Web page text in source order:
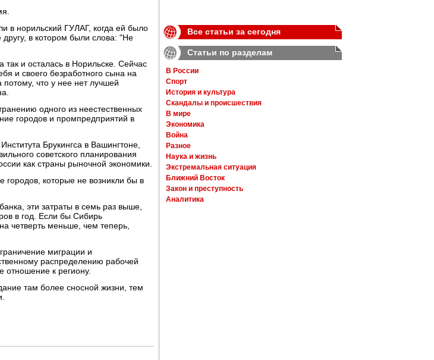
в норильский ГУЛАГ, когда ей было
в котором были слова: "Не
так и осталась в Норильске. Сейчас
и своего безработного сына на
потому, что у нее нет лучшей
одного из неестественных
городов и промпредприятий в
Брукингса в Вашингтоне,
советского планирования
как страны рыночной экономики.
которые не возникли бы в
эти затраты в семь раз выше,
в год. Если бы Сибирь
четверть меньше, чем теперь,
миграции и
распределению рабочей
к региону.
там более сносной жизни, тем
Все статьи за сегодня
Статьи по разделам
В России
Спорт
История и культура
Скандалы и происшествия
В мире
Экономика
Война
Разное
Наука и жизнь
Экстремальная ситуация
Ближний Восток
Закон и преступность
Аналитика